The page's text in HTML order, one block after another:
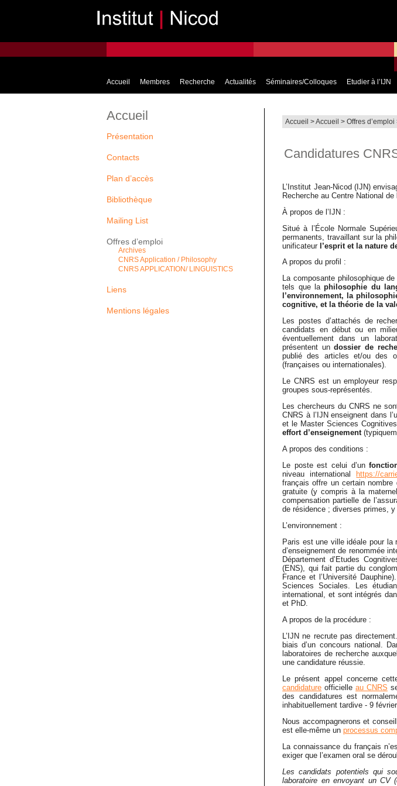
Accueil Membres Recherche Actualités Séminaires/Colloques Etudier à l’IJN
Accueil >Accueil >Offres d’emploi
Candidatures
L’Institut Jean-Nicod (IJN)
Recherche au Centre National
À propos de l’IJN :
Situé à l’École Normale
permanents, travaillant sur la
unificateur l’esprit et la nature
A propos du profil :
La composante philosophique
tels que laphilosophie du
l’environnement, la
cognitive, et la théorie de la
Les postes d’attachés de
candidats en début ou en
éventuellement dans un
présentent undossier de
publié des articles et/ou des
(françaises ou internationales).
Le CNRS est un employeur
groupes sous-représentés.
Les chercheurs du CNRS ne
CNRS à l’IJN enseignent dans
et le Master Sciences
effort d’enseignement
A propos des conditions :
Le poste est celui d’un
niveau international
https://
français offre un certain
gratuite (y compris à la
compensation partielle de
de résidence ; diverses primes,
L’environnement :
Paris est une ville idéale pour la
d’enseignement de renommée
Département d’Etudes
(ENS), qui fait partie du
France et l’Université
Sciences Sociales. Les
international, et sont intégrés
et PhD.
A propos de la procédure :
L’IJN ne recrute pas
biais d’un concours national.
laboratoires de recherche
une candidature réussie.
Le présent appel concerne
candidature officielle au CNRS
des candidatures est
inhabituellement tardive - 9 février
Nous accompagnerons et
est elle-même unprocessus
La connaissance du français
exiger que l’examen oral se
Les candidats potentiels qui
laboratoire en envoyant un CV
Accueil
Présentation
Contacts
Plan d’accès
Bibliothèque
Mailing List
Offres d’emploi
Archives
CNRS Application / Philosophy
CNRS APPLICATION/ LINGUISTICS
Liens
Mentions légales